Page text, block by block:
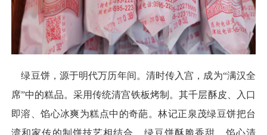
绿豆饼，源于明代万历年间。清时传入宫，成为“满汉全
席”中的糕品。采用传统清宫铁板烤制。其千层酥皮、入口
即溶、馅心冰爽为糕点中的奇葩。林记正泉茂绿豆饼把台